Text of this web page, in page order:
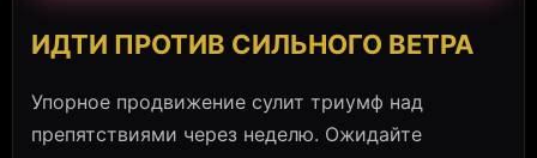
ИДТИ ПРОТИВ СИЛЬНОГО ВЕТРА
Упорное продвижение сулит триумф над
препятствиями через неделю. Ожидайте